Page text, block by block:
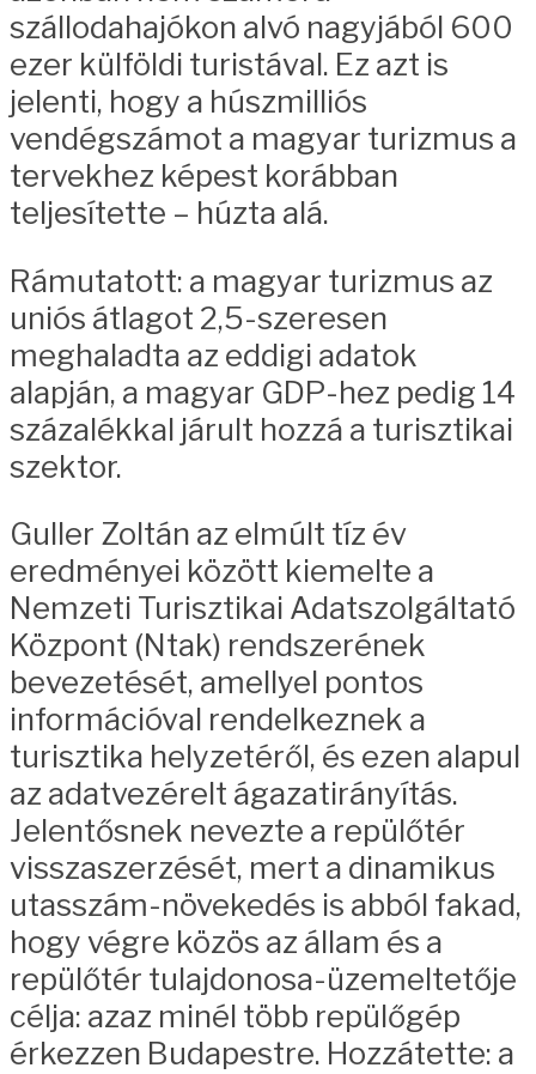
szállodahajókon alvó nagyjából 600
ezer külföldi turistával. Ez azt is
jelenti, hogy a húszmilliós
vendégszámot a magyar turizmus a
tervekhez képest korábban
teljesítette – húzta alá.
Rámutatott: a magyar turizmus az
uniós átlagot 2,5-szeresen
meghaladta az eddigi adatok
alapján, a magyar GDP-hez pedig 14
százalékkal járult hozzá a turisztikai
szektor.
Guller Zoltán az elmúlt tíz év
eredményei között kiemelte a
Nemzeti Turisztikai Adatszolgáltató
Központ (Ntak) rendszerének
bevezetését, amellyel pontos
információval rendelkeznek a
turisztika helyzetéről, és ezen alapul
az adatvezérelt ágazatirányítás.
Jelentősnek nevezte a repülőtér
visszaszerzését, mert a dinamikus
utasszám-növekedés is abból fakad,
hogy végre közös az állam és a
repülőtér tulajdonosa-üzemeltetője
célja: azaz minél több repülőgép
érkezzen Budapestre. Hozzátette: a